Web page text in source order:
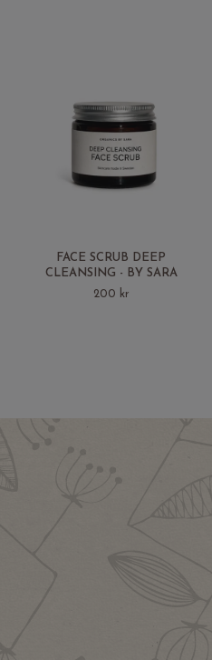
FACE SCRUB DEEP
CLEANSING - BY SARA
200 kr